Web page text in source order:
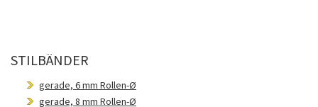
STILBÄNDER
gerade, 6 mm Rollen-Ø
gerade, 8 mm Rollen-Ø